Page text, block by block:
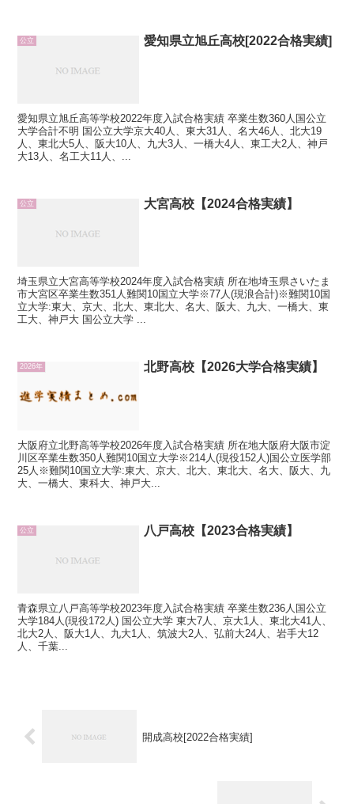
公立 愛知県立旭丘高校[2022合格実績]
愛知県立旭丘高等学校2022年度入試合格実績 卒業生数360人国公立
大学合計不明 国公立大学京大40人、東大31人、名大46人、北大19
人、東北大5人、阪大10人、九大3人、一橋大4人、東工大2人、神戸
大13人、名工大11人、...
公立 大宮高校【2024合格実績】
埼玉県立大宮高等学校2024年度入試合格実績 所在地埼玉県さいたま
市大宮区卒業生数351人難関10国立大学※77人(現浪合計)※難関10国
立大学:東大、京大、北大、東北大、名大、阪大、九大、一橋大、東
工大、神戸大 国公立大学 ...
2026年 北野高校【2026大学合格実績】
大阪府立北野高等学校2026年度入試合格実績 所在地大阪府大阪市淀
川区卒業生数350人難関10国立大学※214人(現役152人)国公立医学部
25人※難関10国立大学:東大、京大、北大、東北大、名大、阪大、九
大、一橋大、東科大、神戸大...
公立 八戸高校【2023合格実績】
青森県立八戸高等学校2023年度入試合格実績 卒業生数236人国公立
大学184人(現役172人) 国公立大学 東大7人、京大1人、東北大41人、
北大2人、阪大1人、九大1人、筑波大2人、弘前大24人、岩手大12
人、千葉...
開成高校[2022合格実績]